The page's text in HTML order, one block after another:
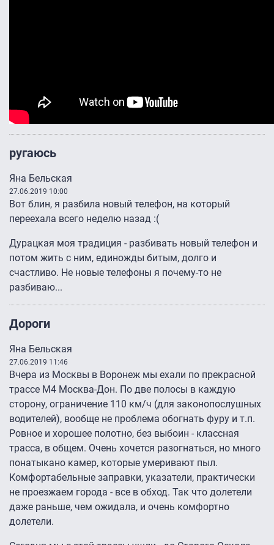
ругаюсь
Яна Бельская
27.06.2019 10:00
Вот блин, я разбила новый телефон, на который
переехала всего неделю назад :(
Дурацкая моя традиция - разбивать новый телефон и
потом жить с ним, единожды битым, долго и
счастливо. Не новые телефоны я почему-то не
разбиваю...
Дороги
Яна Бельская
27.06.2019 11:46
Вчера из Москвы в Воронеж мы ехали по прекрасной
трассе М4 Москва-Дон. По две полосы в каждую
сторону, ограничение 110 км/ч (для законопослушных
водителей), вообще не проблема обогнать фуру и т.п.
Ровное и хорошее полотно, без выбоин - классная
трасса, в общем. Очень хочется разогнаться, но много
понатыкано камер, которые умеривают пыл.
Комфортабельные заправки, указатели, практически
не проезжаем города - все в обход. Так что долетели
даже раньше, чем ожидала, и очень комфортно
долетели.